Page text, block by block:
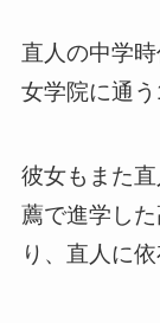
直人の中学
女学院に通う
彼女もまた
薦で進学し
り、直人に